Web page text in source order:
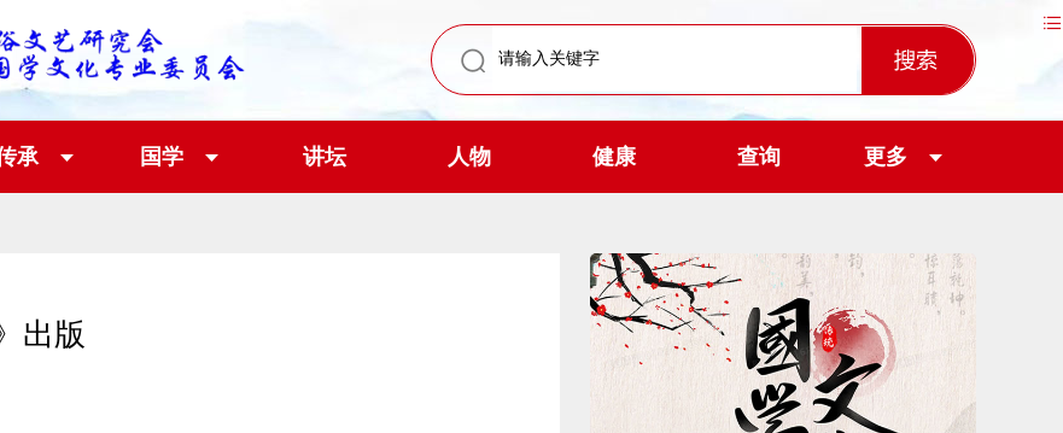
承 国学 讲坛 人物 健康 查询 更多
出版